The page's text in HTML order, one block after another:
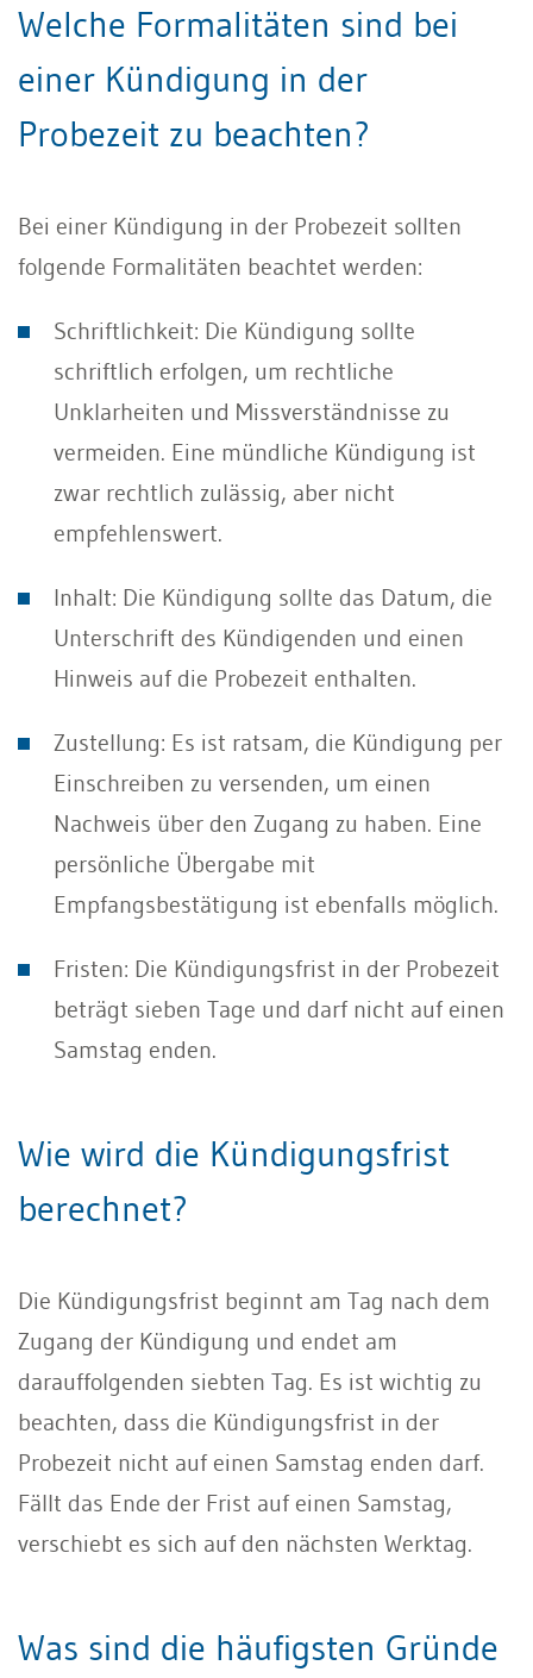
Welche Formalitäten sind bei
einer Kündigung in der
Probezeit zu beachten?
Bei einer Kündigung in der Probezeit sollten
folgende Formalitäten beachtet werden:
Schriftlichkeit: Die Kündigung sollte
schriftlich erfolgen, um rechtliche
Unklarheiten und Missverständnisse zu
vermeiden. Eine mündliche Kündigung ist
zwar rechtlich zulässig, aber nicht
empfehlenswert.
Inhalt: Die Kündigung sollte das Datum, die
Unterschrift des Kündigenden und einen
Hinweis auf die Probezeit enthalten.
Zustellung: Es ist ratsam, die Kündigung per
Einschreiben zu versenden, um einen
Nachweis über den Zugang zu haben. Eine
persönliche Übergabe mit
Empfangsbestätigung ist ebenfalls möglich.
Fristen: Die Kündigungsfrist in der Probezeit
beträgt sieben Tage und darf nicht auf einen
Samstag enden.
Wie wird die Kündigungsfrist
berechnet?
Die Kündigungsfrist beginnt am Tag nach dem
Zugang der Kündigung und endet am
darauffolgenden siebten Tag. Es ist wichtig zu
beachten, dass die Kündigungsfrist in der
Probezeit nicht auf einen Samstag enden darf.
Fällt das Ende der Frist auf einen Samstag,
verschiebt es sich auf den nächsten Werktag.
Was sind die häufigsten Gründe